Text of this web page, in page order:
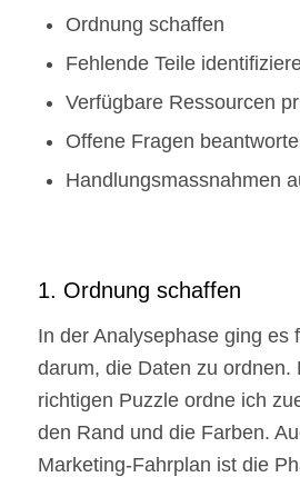
Ordnung schaffen
Fehlende Teile
Verfügbare Ressourcen
Offene Fragen
Handlungsmassnahmen
1. Ordnung schaffen
In der Analysephase ging es
darum, die Daten zu ordnen.
richtigen Puzzle ordne ich
den Rand und die Farben.
Marketing-Fahrplan ist die